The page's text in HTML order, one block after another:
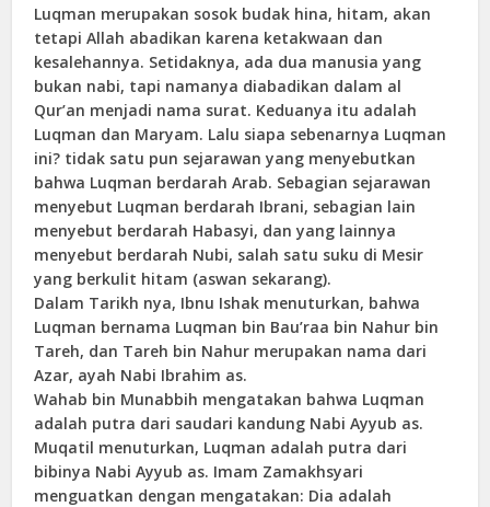
Luqman merupakan sosok budak hina, hitam, akan
tetapi Allah abadikan karena ketakwaan dan
kesalehannya. Setidaknya, ada dua manusia yang
bukan nabi, tapi namanya diabadikan dalam al
Qur’an menjadi nama surat. Keduanya itu adalah
Luqman dan Maryam. Lalu siapa sebenarnya Luqman
ini? tidak satu pun sejarawan yang menyebutkan
bahwa Luqman berdarah Arab. Sebagian sejarawan
menyebut Luqman berdarah Ibrani, sebagian lain
menyebut berdarah Habasyi, dan yang lainnya
menyebut berdarah Nubi, salah satu suku di Mesir
yang berkulit hitam (aswan sekarang).
Dalam Tarikh nya, Ibnu Ishak menuturkan, bahwa
Luqman bernama Luqman bin Bau’raa bin Nahur bin
Tareh, dan Tareh bin Nahur merupakan nama dari
Azar, ayah Nabi Ibrahim as.
Wahab bin Munabbih mengatakan bahwa Luqman
adalah putra dari saudari kandung Nabi Ayyub as.
Muqatil menuturkan, Luqman adalah putra dari
bibinya Nabi Ayyub as. Imam Zamakhsyari
menguatkan dengan mengatakan: Dia adalah